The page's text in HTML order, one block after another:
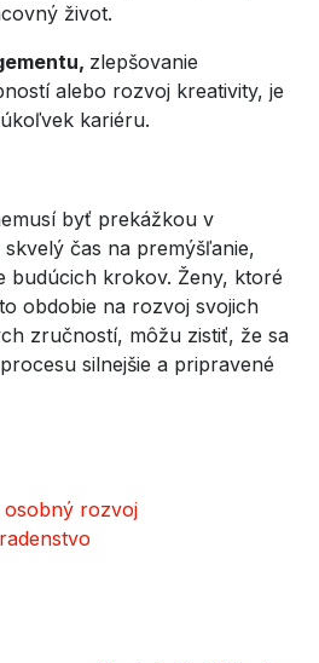
život.
zlepšovanie
alebo rozvoj kreativity, je
kariéru.
byť prekážkou v
čas na premýšľanie,
budúcich krokov. Ženy, ktoré
obdobie na rozvoj svojich
zručností, môžu zistiť, že sa
silnejšie a pripravené
osobný rozvoj